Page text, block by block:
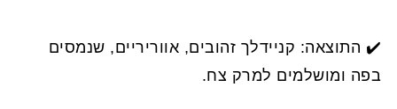
✔️ התוצאה: קניידלך זהובים, אווריריים, שנמסים
בפה ומושלמים למרק צח.